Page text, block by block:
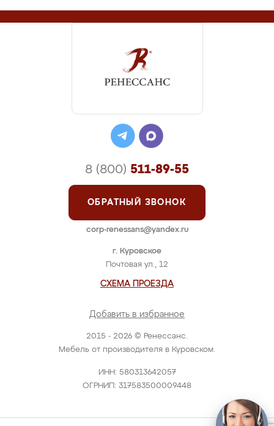
2015 - 2026 © Ренессанс.
Мебель от производителя в Куровском.
ИНН: 580313642057
ОГРНИП: 317583500009448
г. Куровское
Почтовая ул., 12
СХЕМА ПРОЕЗДА
Добавить в избранное
8 (800) 511-89-55
ОБРАТНЫЙ ЗВОНОК
corp-renessans@yandex.ru